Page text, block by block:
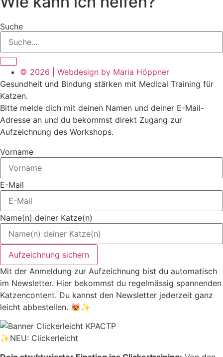
Suche
© 2026 | Webdesign by Maria Höppner
Gesundheit und Bindung stärken mit Medical Training für
Katzen.
Bitte melde dich mit deinen Namen und deiner E-Mail-
Adresse an und du bekommst direkt Zugang zur
Aufzeichnung des Workshops.
Vorname
E-Mail
Name(n) deiner Katze(n)
Aufzeichnung sichern
Mit der Anmeldung zur Aufzeichnung bist du automatisch
im Newsletter. Hier bekommst du regelmässig spannenden
Katzencontent. Du kannst den Newsletter jederzeit ganz
leicht abbestellen. 😻✨
✨NEU: Clickerleicht